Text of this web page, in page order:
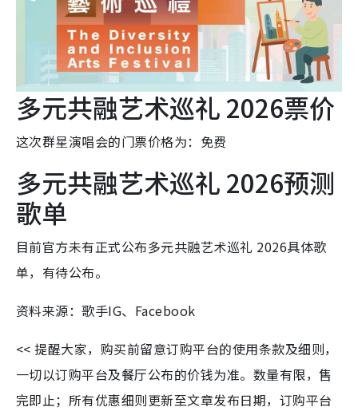
多元共融艺术巡礼 2026票价
这次群星演唱会的门票价格为：免费
多元共融艺术巡礼 2026预测
歌单
目前官方未有正式公布多元共融艺术巡礼 2026具体歌
单，有待公布。
资料来源：歌手IG、Facebook
<< 提醒大家，购买前留意订购平台的使用条款及细则，
一切以订购平台及餐厅公布的价钱为准。数量有限，售
完即止；所有优惠细则更新至文章发布日期，订购平台